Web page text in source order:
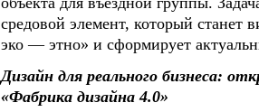
средовой элемент, который
эко — этно» и сформирует
Дизайн для реального бизнеса:
«Фабрика дизайна 4.0»